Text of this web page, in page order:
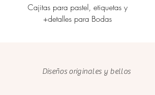
Cajitas para pastel, etiquetas y
+detalles para Bodas
Diseños originales y bellos